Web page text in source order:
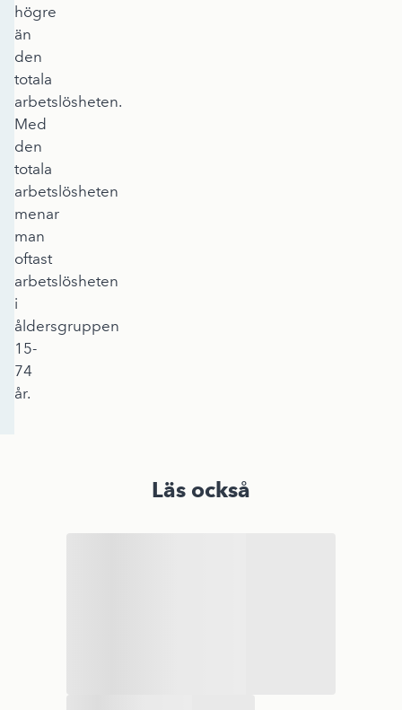
högre
än
den
totala
arbetslösheten.
Med
den
totala
arbetslösheten
menar
man
oftast
arbetslösheten
i
åldersgruppen
15-
74
år.
Läs också